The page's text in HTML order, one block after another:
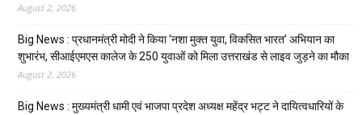
August 2, 2026
Big News : प्रधानमंत्री मोदी ने किया ‘नशा मुक्त युवा, विकसित भारत’ अभियान का
शुभारंभ, सीआईएमएस कालेज के 250 युवाओं को मिला उत्तराखंड से लाइव जुड़ने का मौका
August 2, 2026
Big News : मुख्यमंत्री धामी एवं भाजपा प्रदेश अध्यक्ष महेंद्र भट्ट ने दायित्वधारियों के